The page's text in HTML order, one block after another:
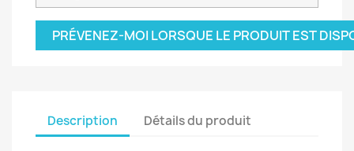
PRÉVENEZ-MOI LORSQUE LE PRODUIT EST
Description Détails du produit